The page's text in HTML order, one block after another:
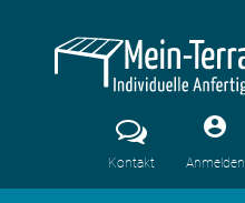
Kontakt
account_circle
Anmelden